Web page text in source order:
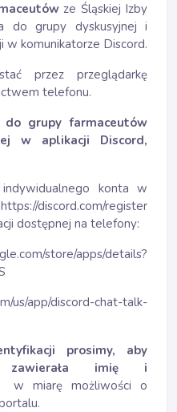
ze Śląskiej Izby
do grupy dyskusyjnej i
w komunikatorze Discord.
przez przeglądarkę
telefonu.
grupy farmaceutów
w aplikacji Discord,
indywidualnego konta w
https://discord.com/register
dostępnej na telefony:
store/apps/details?
us/app/discord-chat-talk-
prosimy, aby
zawierała imię i
w miarę możliwości o